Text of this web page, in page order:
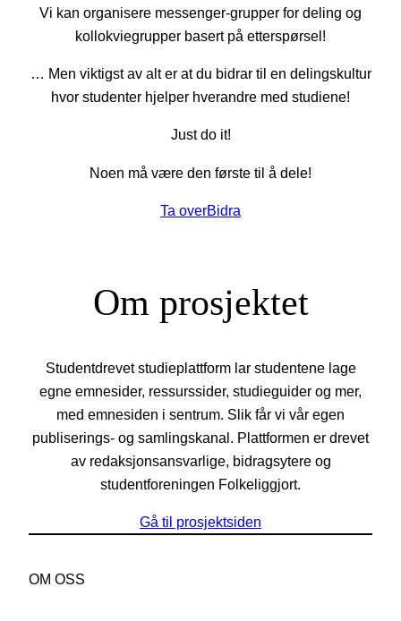
Vi kan organisere messenger-grupper for deling og
kollokviegrupper basert på etterspørsel!
… Men viktigst av alt er at du bidrar til en delingskultur
hvor studenter hjelper hverandre med studiene!
Just do it!
Noen må være den første til å dele!
Ta overBidra
Om prosjektet
Studentdrevet studieplattform lar studentene lage
egne emnesider, ressurssider, studieguider og mer,
med emnesiden i sentrum. Slik får vi vår egen
publiserings- og samlingskanal. Plattformen er drevet
av redaksjonsansvarlige, bidragsytere og
studentforeningen Folkeliggjort.
Gå til prosjektsiden
OM OSS